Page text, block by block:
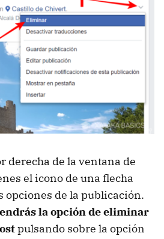
derecha de la ventana de
el icono de una flecha
opciones de la publicación.
la opción de eliminar
pulsando sobre la opción